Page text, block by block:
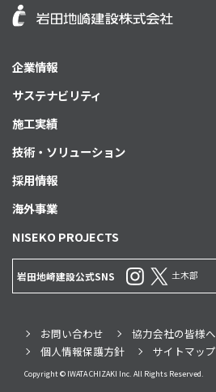
企業情報
サステナビリティ
施工実績
技術・ソリューション
採用情報
海外事業
NISEKO PROJECTS
岩田地崎建設公式SNS 土木部
お問い合わせ
協力会社の皆様へ
個人情報保護方針
サイトマップ
Copyright © IWATA CHIZAKI Inc. All Rights Reserved.